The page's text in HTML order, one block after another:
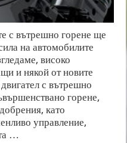
с вътрешно горене ще
на автомобилите
високо
и някой от новите
с вътрешно
горене,
като
управление,
…